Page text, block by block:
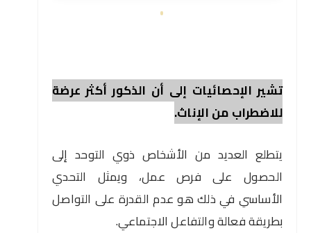
تشير الإحصائيات إلى أن الذكور أكثر عرضة
للاضطراب من الإناث.
يتطلع العديد من الأشخاص ذوي التوحد إلى
الحصول على فرص عمل، ويمثل التحدي
الأساسي في ذلك هو عدم القدرة على التواصل
بطريقة فعالة والتفاعل الاجتماعي.